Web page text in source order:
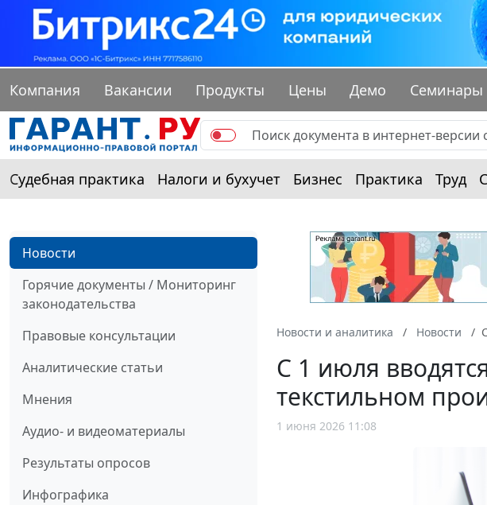
Компания Вакансии Продукты Цены Демо Семинары
Судебная практика Налоги и бухучет Бизнес Практика Труд
Новости
Горячие документы / Мониторинг
законодательства
Правовые консультации
Аналитические статьи
Мнения
Аудио- и видеоматериалы
Результаты опросов
Инфографика
Новости и аналитика Новости
С 1 июля
текстильном
1 июня 2026 11:08